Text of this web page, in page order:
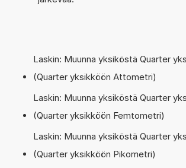
Laskin: Muunna yksiköstä Quarter
(Quarter yksikköön Attometri)
Laskin: Muunna yksiköstä Quarter
(Quarter yksikköön Femtometri)
Laskin: Muunna yksiköstä Quarter
(Quarter yksikköön Pikometri)